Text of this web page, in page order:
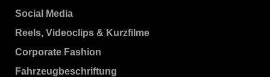
Social Media
Reels, Videoclips & Kurzfilme
Corporate Fashion
Fahrzeugbeschriftung